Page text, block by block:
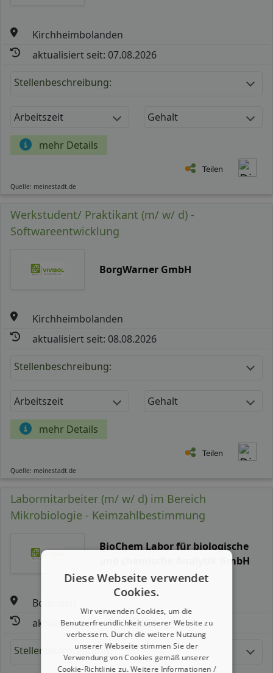
Kirchheimbolanden
aktualisiert seit: 07.08.2026
Stellenbeschreibung:
Arbeitszeit Gehalt
mehr Details
Teilen
Quelle: meinestadt.de
Werkstudent/ Praktikant (m/ w/ d) -
Softwareentwicklung
BorgWarner GmbH
Kirchheimbolanden
aktualisiert seit: 08.08.2026
Stellenbeschreibung:
Arbeitszeit Gehalt
mehr Details
Teilen
Quelle: meinestadt.de
Labormitarbeiter (m/ w/ d) im Bereich
Mikrobiologie - Keimzahlbestimmung
BioChem Labor für biologische
und chemische Analytik GmbH
Bolanden
aktualisiert seit: 08.08.2026
Stellenbeschreibung:
Diese Webseite verwendet
Cookies.
Wir verwenden Cookies, um die
Benutzerfreundlichkeit unserer Website zu
verbessern. Durch die weitere Nutzung
unserer Webseite stimmen Sie der
Verwendung von Cookies gemäß unserer
Cookie-Richtlinie zu.Weitere Informationen /